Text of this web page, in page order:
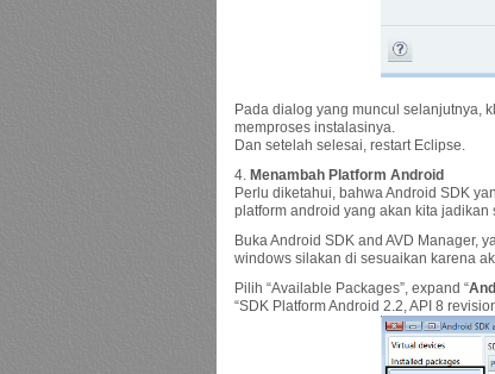
Pada dialog yang muncul selanjutnya,
memproses instalasinya.
Dan setelah selesai, restart Eclipse.
4. Menambah Platform Android
Perlu diketahui, bahwa Android SDK
platform android yang akan kita
Buka Android SDK and AVD Manager,
windows silakan di sesuaikan karena
Pilih “Available Packages”, expand “
“SDK Platform Android 2.2, API 8